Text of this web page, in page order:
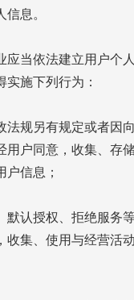
息。
应当依法建立用户个
实施下列行为：
法规另有规定或者因
用户同意，收集、存
户信息；
默认授权、拒绝服务
收集、使用与经营活